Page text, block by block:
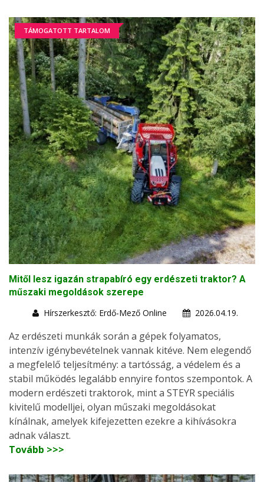
TÁMOGATOTT TARTALOM
Mitől lesz igazán strapabíró egy erdészeti traktor? A
műszaki megoldások szerepe
Hírszerkesztő: Erdő-Mező Online
2026.04.19.
Az erdészeti munkák során a gépek folyamatos,
intenzív igénybevételnek vannak kitéve. Nem elegendő
a megfelelő teljesítmény: a tartósság, a védelem és a
stabil működés legalább ennyire fontos szempontok. A
modern erdészeti traktorok, mint a STEYR speciális
kivitelű modelljei, olyan műszaki megoldásokat
kínálnak, amelyek kifejezetten ezekre a kihívásokra
adnak választ.
Tovább >>>